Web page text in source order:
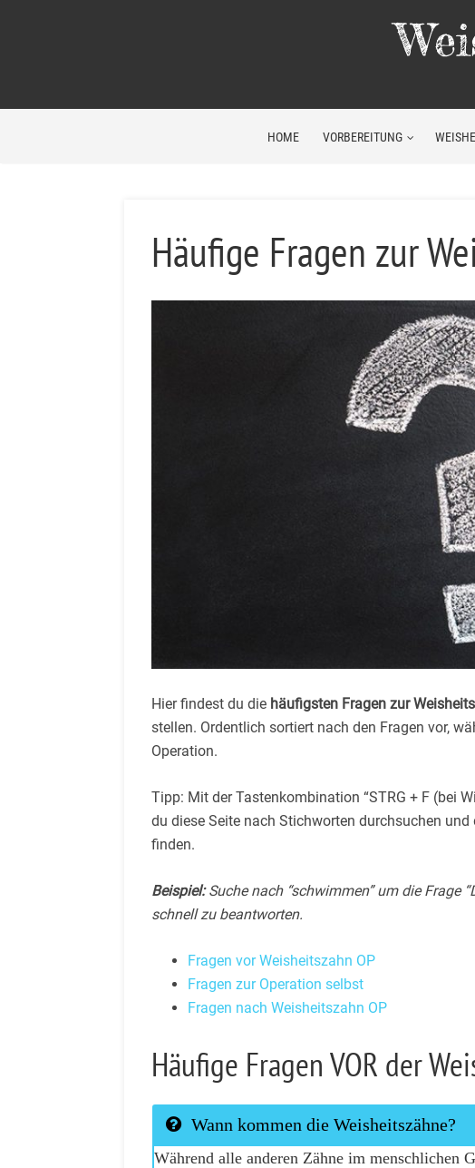
HOME VORBEREITUNG
Häufige Fragen zur
Hier findest du die häufigsten Fragen zur
stellen. Ordentlich sortiert nach den Fragen vor,
Operation.
Tipp: Mit der Tastenkombination “STRG + F (bei
du diese Seite nach Stichworten durchsuchen
finden.
Beispiel:Suche nach “schwimmen” um die Frage
schnell zu beantworten.
Fragen vor Weisheitszahn OP
Fragen zur Operation selbst
Fragen nach Weisheitszahn OP
Häufige Fragen VOR der
Wann kommen die Weisheitszähne?
Während alle anderen Zähne im menschlichen